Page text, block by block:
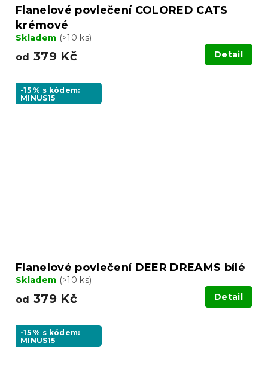
Flanelové povlečení COLORED CATS
krémové
Skladem (>10 ks)
od 379 Kč Detail
-15 % s kódem:
MINUS15
Flanelové povlečení DEER DREAMS bílé
Skladem (>10 ks)
od 379 Kč Detail
-15 % s kódem:
MINUS15